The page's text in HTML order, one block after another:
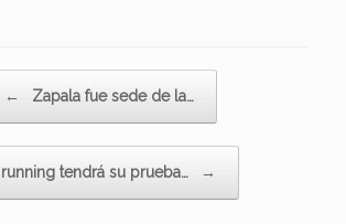
← Zapala fue sede de la…
running tendrá su prueba… →